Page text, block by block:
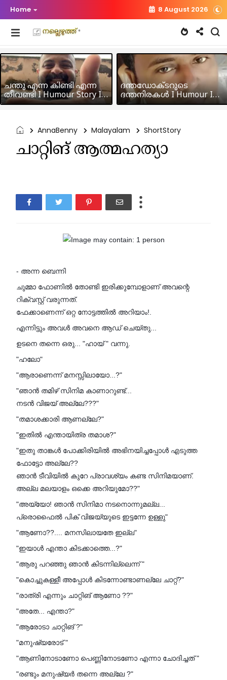
Home 8 August 2026
ചന്തു എന്ന കിണ്ടി എന്ന
തീവണ്ടി I Humour Story I
Rajeev Panicker
ദന്തഡോക്ടറുടെ
ദന്തനിരകൾ I Humour I
Hussain MK
AnnaBenny Malayalam ShortStory
ചാറ്റിങ് ആത്മഹത്യാ
- അന്ന ബെന്നി
ചുമ്മാ ഫോണിൽ തോണ്ടി ഇരിക്കുമ്പോളാണ് അവന്റെ
റിക്വസ്റ്റ് വരുന്നത്.
ഫേക്കാണെന്ന് ഒറ്റ നോട്ടത്തിൽ അറിയാം!.
എന്നിട്ടും അവൾ അവനെ ആഡ് ചെയ്തു...
ഉടനെ തന്നെ ഒരു... "ഹായ് " വന്നു.
"ഹലോ"
"ആരാണെന്ന് മനസ്സിലായോ...?"
"ഞാൻ തമിഴ് സിനിമ കാണാറുണ്ട്...
നടൻ വിജയ് അല്ലേ???"
"തമാശക്കാരി ആണല്ലേ?"
"ഇതിൽ എന്തായിത്ര തമാശ?"
"ഇതു താങ്കൾ പോക്കിരിയിൽ അഭിനയിച്ചപ്പോൾ എടുത്ത
ഫോട്ടോ അല്ലേ??
ഞാൻ ടീവിയിൽ കുറേ പ്രാവശ്യം കണ്ട സിനിമയാണ്.
അല്ല മലയാളം ഒക്കെ അറിയുമോ??"
"അയ്യോ! ഞാൻ സിനിമാ നടനൊന്നുമല്ല...
പ്രൊഫൈൽ പിക് വിജയ്യുടെ ഇട്ടന്നേ ഉള്ളു"
"ആണോ??.... മനസിലായതേ ഇല്ല"
"ഇയാൾ എന്താ കിടക്കാത്തെ...?"
"ആരു പറഞ്ഞു ഞാൻ കിടന്നില്ലെന്ന് "
"കൊച്ചുകള്ളീ അപ്പോൾ കിടന്നോണ്ടാണല്ലേ ചാറ്റ്?"
"രാത്രി എന്നും ചാറ്റിങ് ആണോ ??"
"അതേ... എന്താ?"
"ആരോടാ ചാറ്റിങ് ?"
"മനുഷ്യരോട് "
"ആണിനോടാണോ പെണ്ണിനോടണോ എന്നാ ചോദിച്ചത് "
"രണ്ടും മനുഷ്യർ തന്നെ അല്ലേ ?"